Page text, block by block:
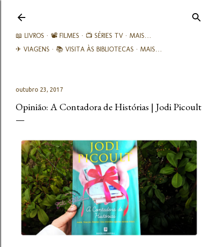
📖 LIVROS 📽️ FILMES 📺 SÉRIES TV
MAIS…
✈ VIAGENS
📚︎ VISITA ÀS BIBLIOTECAS MAIS…
outubro 23, 2017
Opinião: A Contadora de Histórias | Jodi Picoult